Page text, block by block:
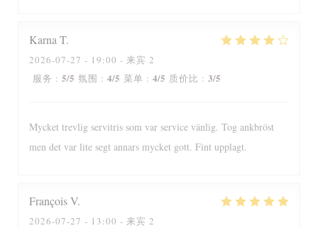
Karna T
2026-07-27 - 19:00 - 来宾 2
服务 : 5/5 氛围 : 4/5 菜单 : 4/5 质价比 : 3/5
Mycket trevlig servitris som var service vänlig. Tog ankbröst
men det var lite segt annars mycket gott. Fint upplagt.
FrançoisV
2026-07-27 - 13:00 - 来宾 2